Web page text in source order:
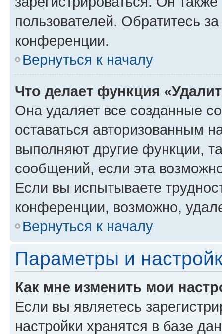
пользователей. Обратитесь
конференции.
Вернуться к началу
Что делает функция
Она удаляет все созданные
оставаться авторизованным
выполняют другие функции,
сообщений, если эта
Если вы испытываете
конференции, возможно,
Вернуться к началу
Параметры и
Как мне изменить мои
Если вы являетесь
настройки хранятся в базе